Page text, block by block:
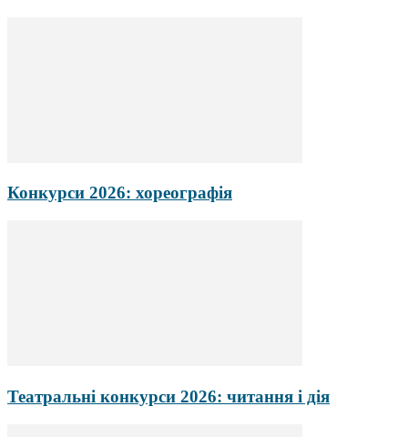
Конкурси 2026: хореографія
Театральні конкурси 2026: читання і дія